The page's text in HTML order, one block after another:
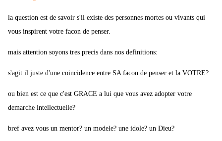
la question est de savoir s'il existe des personnes mortes ou vivants qui
vous inspirent votre facon de penser.
mais attention soyons tres precis dans nos definitions:
s'agit il juste d'une coincidence entre SA facon de penser et la VOTRE?
ou bien est ce que c'est GRACE a lui que vous avez adopter votre
demarche intellectuelle?
bref avez vous un mentor? un modele? une idole? un Dieu?